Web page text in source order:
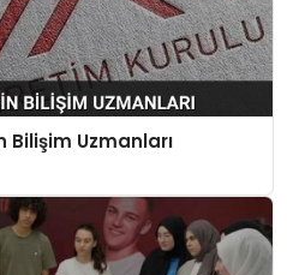
Bilişim Uzmanları